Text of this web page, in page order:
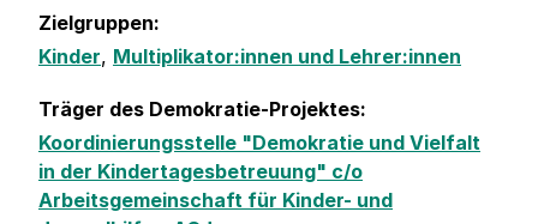
Zielgruppen:
Kinder, Multiplikator:innen und Lehrer:innen
Träger des Demokratie-Projektes:
Koordinierungsstelle "Demokratie und Vielfalt
in der Kindertagesbetreuung" c/o
Arbeitsgemeinschaft für Kinder- und